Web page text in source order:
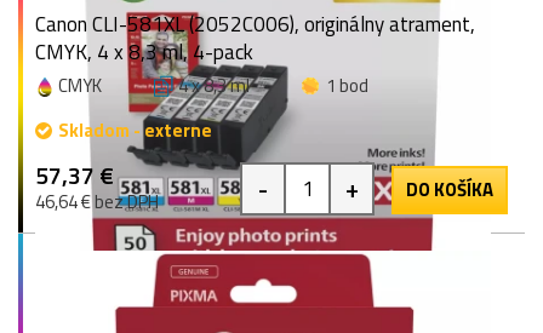
Canon CLI-581XL (2052C006), originálny atrament,
CMYK, 4 x 8,3 ml, 4-pack
CMYK 4 x 8,3 ml
1 bod
Skladom - externe
57,37 €
46,64 € bez DPH - + DO KOŠÍKA